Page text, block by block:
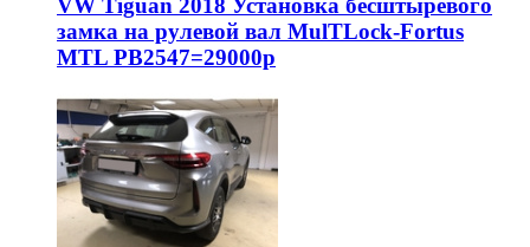
VW Tiguan 2018 Установка бесштыревого
замка на рулевой вал MulTLock-Fortus
MTL РВ2547=29000р